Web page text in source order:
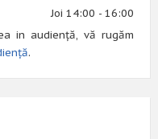
Joi 14:00 - 16:00
in audiență, vă rugăm
.